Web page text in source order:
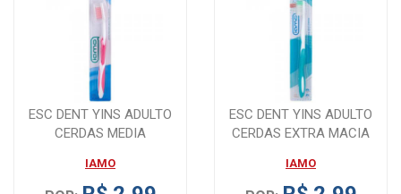
ESC DENT YINS ADULTO
CERDAS MEDIA
IAMO
ESC DENT YINS ADULTO
CERDAS EXTRA MACIA
IAMO